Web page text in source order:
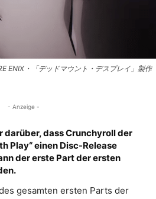
ENIX・「デッドマウント・デスプレイ」製作
- Anzeige -
darüber, dass Crunchyroll der
Play“ einen Disc-Release
der erste Part der ersten
gesamten ersten Parts der